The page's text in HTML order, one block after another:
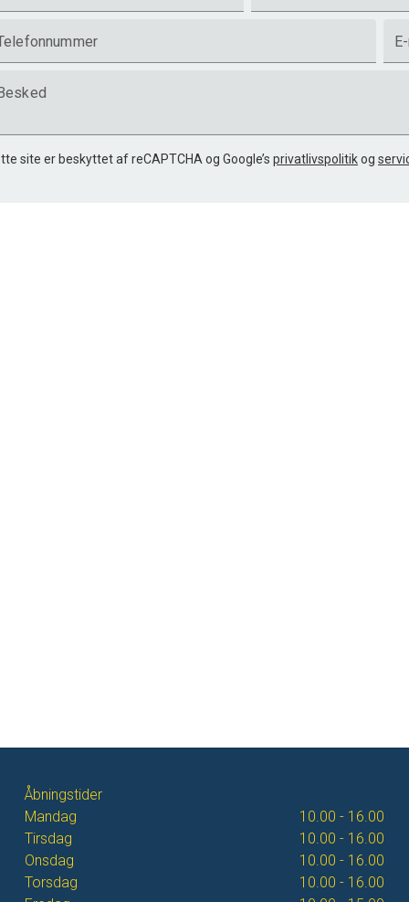
site er beskyttet af reCAPTCHA og Google’s privatlivspolitikog
Åbningstider
Mandag
10.00 - 16.00
Tirsdag
10.00 - 16.00
Onsdag
10.00 - 16.00
Torsdag
10.00 - 16.00